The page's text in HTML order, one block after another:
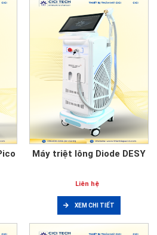
Máy triệt lông Diode DESY
Liên hệ
XEM CHI TIẾT